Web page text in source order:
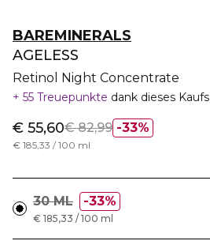
BAREMINERALS
AGELESS
Retinol Night Concentrate
55 Treuepunkte dank dieses Kaufs
33%
€ 55,60€ 82,99
€ 185,33 / 100 ml
30 ML 33%
€ 185,33 / 100 ml